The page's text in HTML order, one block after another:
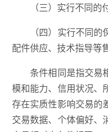
（三）实行不同的付
（四）实行不同的
配件供应、技术指导等
条件相同是指交易
模和能力、信用状况、
存在实质性影响交易的
交易数据、个体偏好、